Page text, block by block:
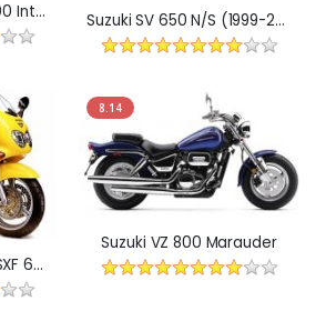
Suzuki M1800 / VZR1800 Intruder Suzuki SV 650 N/S (1999-2002)
Suzuki GSX-600F / GSXF 600 (1998-2004)
8.14
Suzuki VZ 800 Marauder